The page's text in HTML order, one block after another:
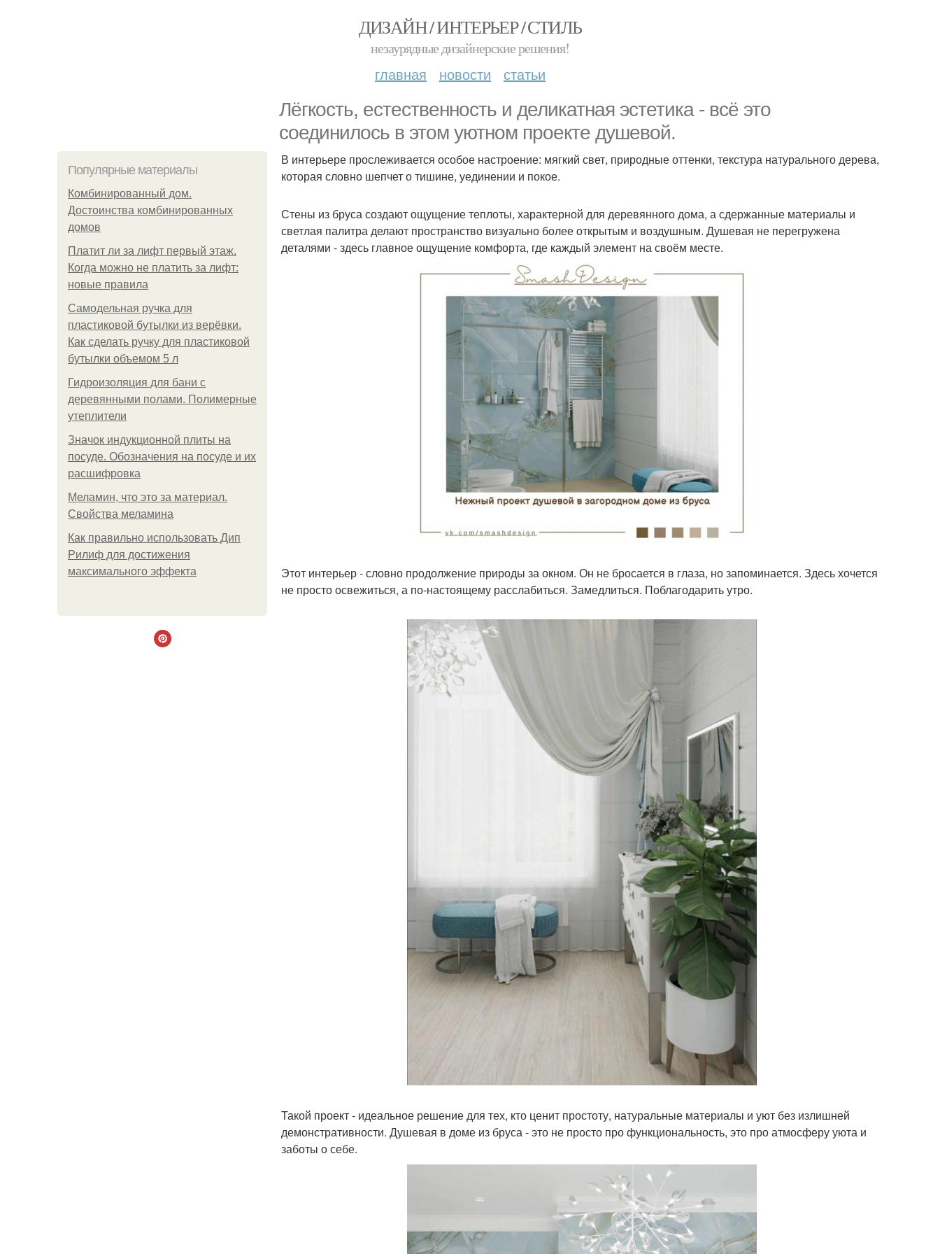
ДИЗАЙН / ИНТЕРЬЕР / СТИЛЬ
незаурядные дизайнерские решения!
главная новости статьи
Лёгкость, естественность и деликатная эстетика - всё это
соединилось в этом уютном проекте душевой.
Популярные материалы
Комбинированный дом.
Достоинства комбинированных
домов
Платит ли за лифт первый этаж.
Когда можно не платить за лифт:
новые правила
Самодельная ручка для
пластиковой бутылки из верёвки.
Как сделать ручку для пластиковой
бутылки объемом 5 л
Гидроизоляция для бани с
деревянными полами. Полимерные
утеплители
Значок индукционной плиты на
посуде. Обозначения на посуде и их
расшифровка
Меламин, что это за материал.
Свойства меламина
Как правильно использовать Дип
Рилиф для достижения
максимального эффекта
В интерьере прослеживается особое настроение: мягкий свет, природные оттенки, текстура натурального дерева,
которая словно шепчет о тишине, уединении и покое.
Стены из бруса создают ощущение теплоты, характерной для деревянного дома, а сдержанные материалы и
светлая палитра делают пространство визуально более открытым и воздушным. Душевая не перегружена
деталями - здесь главное ощущение комфорта, где каждый элемент на своём месте.
Этот интерьер - словно продолжение природы за окном. Он не бросается в глаза, но запоминается. Здесь хочется
не просто освежиться, а по-настоящему расслабиться. Замедлиться. Поблагодарить утро.
Такой проект - идеальное решение для тех, кто ценит простоту, натуральные материалы и уют без излишней
демонстративности. Душевая в доме из бруса - это не просто про функциональность, это про атмосферу уюта и
заботы о себе.